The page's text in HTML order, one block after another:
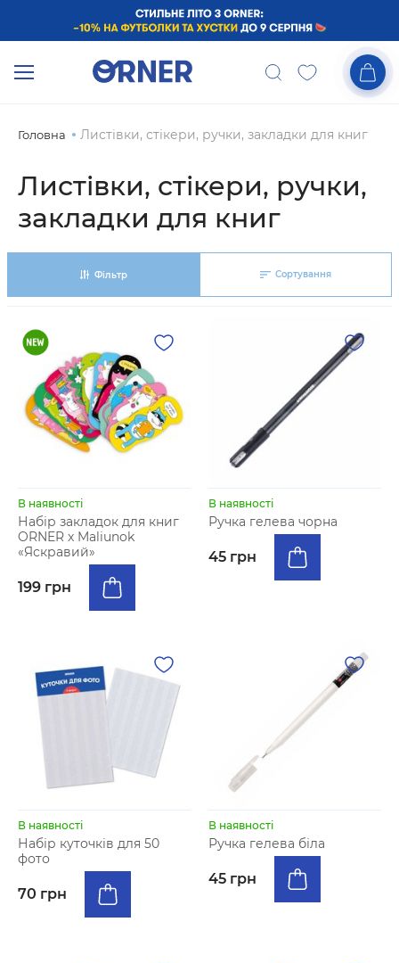
Головна Листівки, стікери, ручки, закладки для книг
Листівки, стікери, ручки,
закладки для книг
Фільтр Сортування
В наявності
Набір закладок для книг
ORNER x Maliunok
«Яскравий»
199 грн
В наявності
Ручка гелева чорна
45 грн
В наявності
Набір куточків для 50
фото
70 грн
В наявності
Ручка гелева біла
45 грн